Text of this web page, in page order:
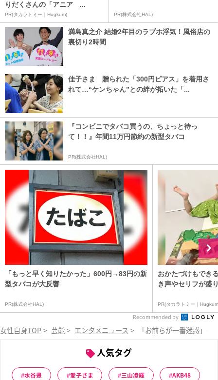
りだくさんの「アニア ...
PR(タカラトミー｜Hugkum) PR(株式会社HAL)
満島真之介 結婚2年目のラブホ浮気！風俗店の
裏切り2時間
佳子さま 贈られた「300円ピアス」を着用さ
れて…“ケンちゃん”との絆が拓いた「...
『コンビニでタバコ買うの、ちょっと待っ
て！！』年間11万円節約の新型タバコ
PR(株式会社HAL)
「もっと早く知りたかった」600円→83円の新
型タバコが大反響
PR(株式会社HAL)
おかたづけもでき
き声やセリフが盛
PR(タカラトミー｜
Recommended by
女性自身TOP > 芸能 > エンタメニュース > 「お前らが一番迷惑」
人気タグ
水谷豊 愛子さま 三山凌輝 AKB48